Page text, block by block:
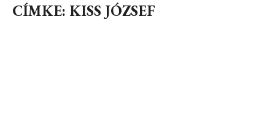
CÍMKE: KISS JÓZSEF